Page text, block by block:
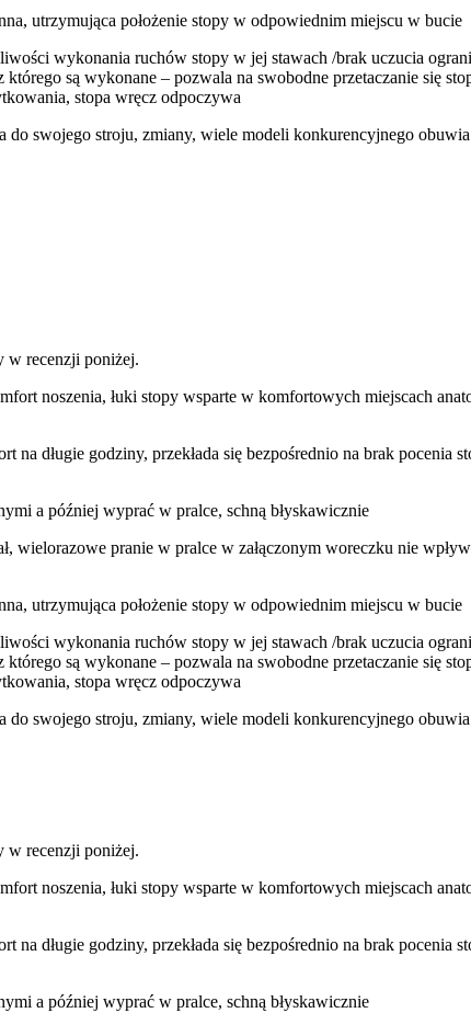
utrzymująca położenie stopy w odpowiednim miejscu w bucie
wykonania ruchów stopy w jej stawach /brak uczucia
są wykonane – pozwala na swobodne przetaczanie się
stopa wręcz odpoczywa
swojego stroju, zmiany, wiele modeli konkurencyjnego
w recenzji poniżej.
noszenia, łuki stopy wsparte w komfortowych miejscach
długie godziny, przekłada się bezpośrednio na brak pocenia
a później wyprać w pralce, schną błyskawicznie
wielorazowe pranie w pralce w załączonym woreczku nie
utrzymująca położenie stopy w odpowiednim miejscu w bucie
wykonania ruchów stopy w jej stawach /brak uczucia
są wykonane – pozwala na swobodne przetaczanie się
stopa wręcz odpoczywa
swojego stroju, zmiany, wiele modeli konkurencyjnego
w recenzji poniżej.
noszenia, łuki stopy wsparte w komfortowych miejscach
długie godziny, przekłada się bezpośrednio na brak pocenia
a później wyprać w pralce, schną błyskawicznie